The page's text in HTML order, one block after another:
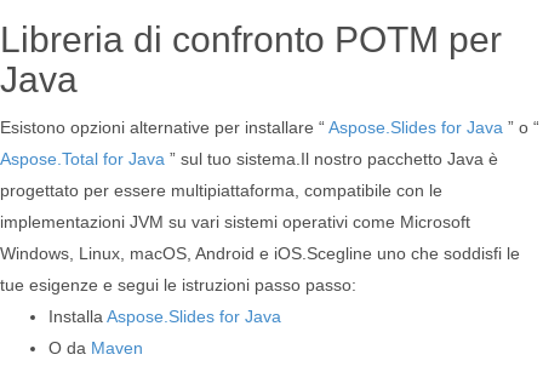
Libreria di confronto POTM per
Java
Esistono opzioni alternative per installare “ Aspose.Slides for Java ” o “
Aspose.Total for Java ” sul tuo sistema.Il nostro pacchetto Java è
progettato per essere multipiattaforma, compatibile con le
implementazioni JVM su vari sistemi operativi come Microsoft
Windows, Linux, macOS, Android e iOS.Scegline uno che soddisfi le
tue esigenze e segui le istruzioni passo passo:
Installa Aspose.Slides for Java
O da Maven